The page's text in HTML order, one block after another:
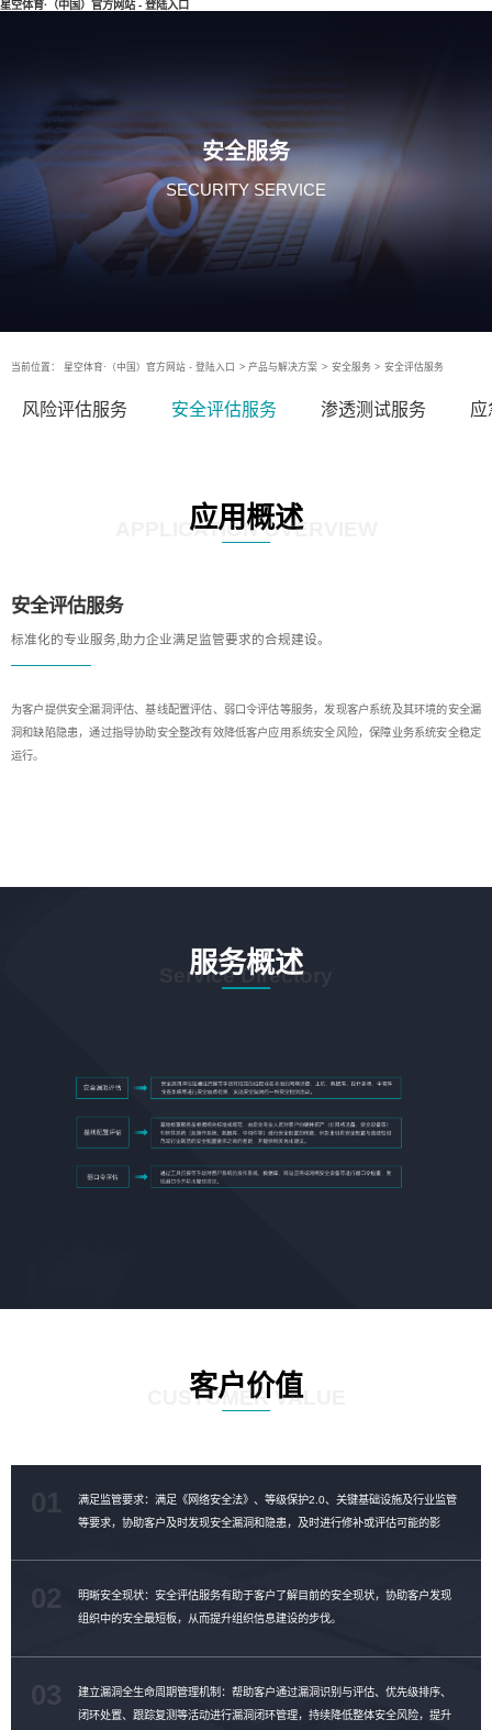
星空体育·（中国）官方网站 - 登陆入口
安全服务
SECURITY SERVICE
当前位置： 星空体育·（中国）官方网站 - 登陆入口 > 产品与解决方案 > 安全服务 > 安全评估服务
风险评估服务 安全评估服务 渗透测试服务 应
应用概述
APPLICATION OVERVIEW
安全评估服务
标准化的专业服务,助力企业满足监管要求的合规建设。
为客户提供安全漏洞评估、基线配置评估、弱口令评估等服务，发现客户系统及其环境的安全漏
洞和缺陷隐患，通过指导协助安全整改有效降低客户应用系统安全风险，保障业务系统安全稳定
运行。
服务概述
Service Directory
客户价值
CUSTOMER VALUE
满足监管要求：满足《网络安全法》、等级保护2.0、关键基础设施及行业监管
等要求，协助客户及时发现安全漏洞和隐患，及时进行修补或评估可能的影
明晰安全现状：安全评估服务有助于客户了解目前的安全现状，协助客户发现
组织中的安全最短板，从而提升组织信息建设的步伐。
02
建立漏洞全生命周期管理机制：帮助客户通过漏洞识别与评估、优先级排序、
闭环处置、跟踪复测等活动进行漏洞闭环管理，持续降低整体安全风险，提升